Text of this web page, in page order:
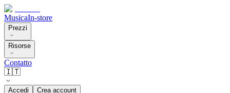
MusicaIn-store
Prezzi
Risorse
Contatto
🇮🇹
Accedi Crea account